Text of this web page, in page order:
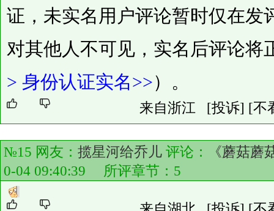
证，未实名用户评论暂时仅在发
对其他人不可见，实名后评论将
> 身份认证实名>>）。
来自浙江 [投诉] [不
№15 网友： 揽星河给乔儿 评论：
《蘑菇蘑
0-04 09:40:39 所评章节： 5